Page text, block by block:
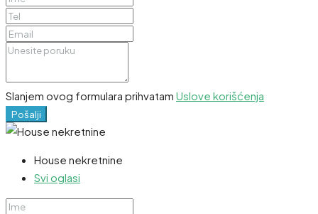
Slanjem ovog formulara prihvatam Uslove korišćenja
Pošalji
House nekretnine
Svi oglasi